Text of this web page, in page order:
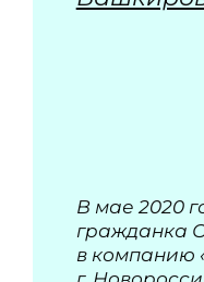
В мае 2020
гражданка
в компанию